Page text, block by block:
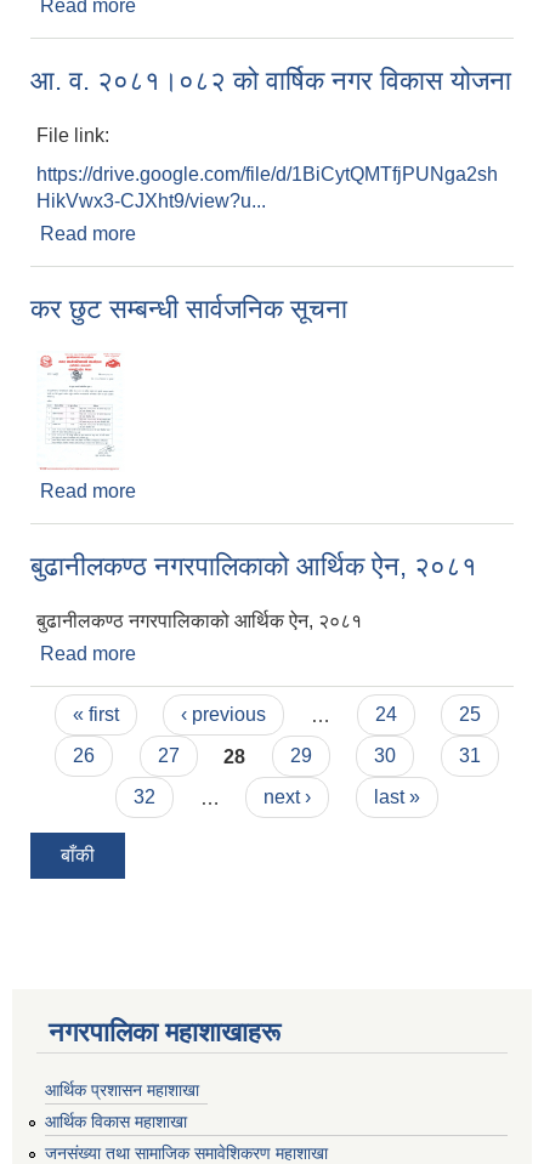
Read more
आ. व. २०८१।०८२ को वार्षिक नगर विकास योजना
File link:
https://drive.google.com/file/d/1BiCytQMTfjPUNga2sh
HikVwx3-CJXht9/view?u...
Read more
कर छुट सम्बन्धी सार्वजनिक सूचना
Read more
बुढानीलकण्ठ नगरपालिकाको आर्थिक ऐन, २०८१
बुढानीलकण्ठ नगरपालिकाको आर्थिक ऐन, २०८१
Read more
Pages
« first ‹ previous 24
25
26
27 28 29 30
31
32
next › last »
बाँकी
नगरपालिका महाशाखाहरू
आर्थिक प्रशासन महाशाखा
आर्थिक विकास महाशाखा
जनसंख्या तथा सामाजिक समावेशिकरण महाशाखा